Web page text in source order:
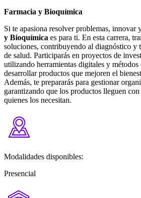
Farmacia y Bioquímica
Si te apasiona resolver problemas, innovar
y Bioquímica es para ti. En esta carrera,
soluciones, contribuyendo al diagnóstico y
de salud. Participarás en proyectos de
utilizando herramientas digitales y métodos
desarrollar productos que mejoren el
Además, te prepararás para gestionar
garantizando que los productos lleguen
quienes los necesitan.
Modalidades disponibles:
Presencial